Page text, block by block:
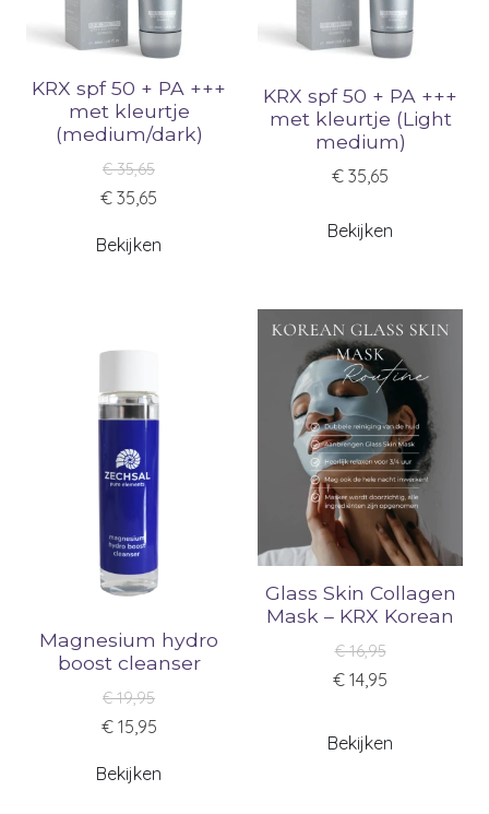
KRX spf 50 + PA +++
met kleurtje
(medium/dark)
€ 35,65
€ 35,65
Bekijken
KRX spf 50 + PA +++
met kleurtje (Light
medium)
€ 35,65
Bekijken
Magnesium hydro
boost cleanser
€ 19,95
€ 15,95
Bekijken
Glass Skin Collagen
Mask – KRX Korean
€ 16,95
€ 14,95
Bekijken